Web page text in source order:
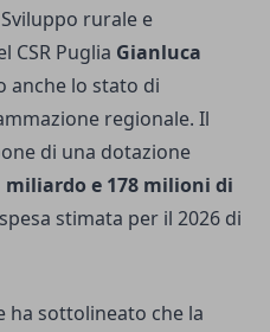
rurale e
CSR Puglia Gianluca
anche lo stato di
regionale. Il
di una dotazione
miliardo e 178 milioni di
stimata per il 2026 di
ha sottolineato che la